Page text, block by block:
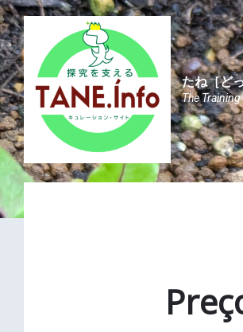
Skip
to
content
Skip
to
main
navigation
Skip
to
footer
たね［ど
The